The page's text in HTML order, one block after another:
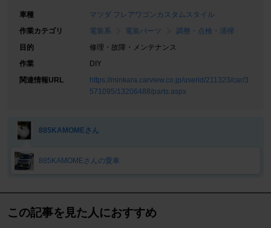
車種
マツダ フレアワゴンカスタムスタイル
作業カテゴリ
電装系 電装パーツ
調整・点検・清掃
目的
修理・故障・メンテナンス
作業
DIY
関連情報URL
https://minkara.carview.co.jp/userid/211323/car/3
571095/13206488/parts.aspx
885KAMOMEさん
885KAMOMEさんの愛車
この記事を見た人におすすめ